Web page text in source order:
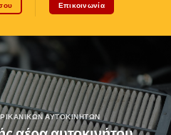
Επικοινωνία
ΑΥΤΟΚΙΝΉΤΩΝ